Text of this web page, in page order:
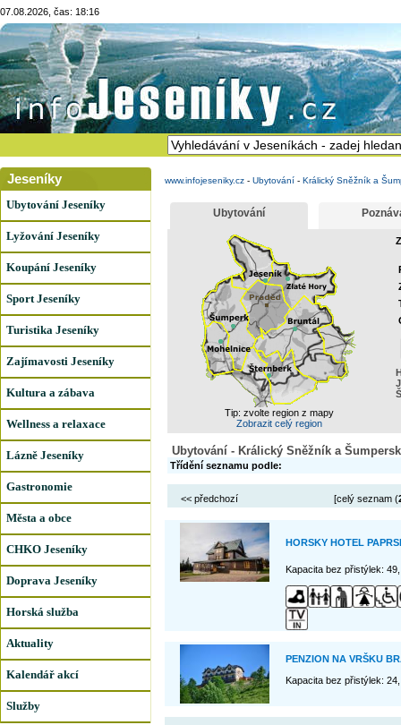
07.08.2026, čas: 18:16
Jeseníky
Ubytování Jeseníky
Lyžování Jeseníky
Koupání Jeseníky
Sport Jeseníky
Turistika Jeseníky
Zajímavosti Jeseníky
Kultura a zábava
Wellness a relaxace
Lázně Jeseníky
Gastronomie
Města a obce
CHKO Jeseníky
Doprava Jeseníky
Horská služba
Aktuality
Kalendář akcí
Služby
www.infojeseniky.cz - Ubytování - Králický Sněžník a
Ubytování
Tip: zvolte region z mapy
Zobrazit celý region
Ubytování - Králický Sněžník a
Třídění seznamu podle:
<< předchozí [celý seznam (
HORSKY HOTEL
Kapacita bez přistýlek:
PENZION NA VRŠKU
Kapacita bez přistýlek: